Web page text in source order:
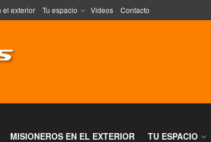
el exterior Tu espacio Videos Contacto
MISIONEROS EN EL EXTERIOR TU ESPACIO